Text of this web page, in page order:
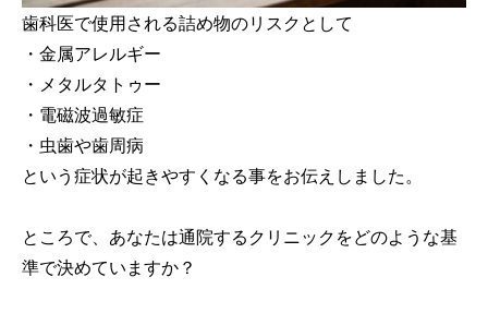
歯科医で使用される詰め物のリスクとして
・金属アレルギー
・メタルタトゥー
・電磁波過敏症
・虫歯や歯周病
という症状が起きやすくなる事をお伝えしました。
ところで、あなたは通院するクリニックをどのような基
準で決めていますか？